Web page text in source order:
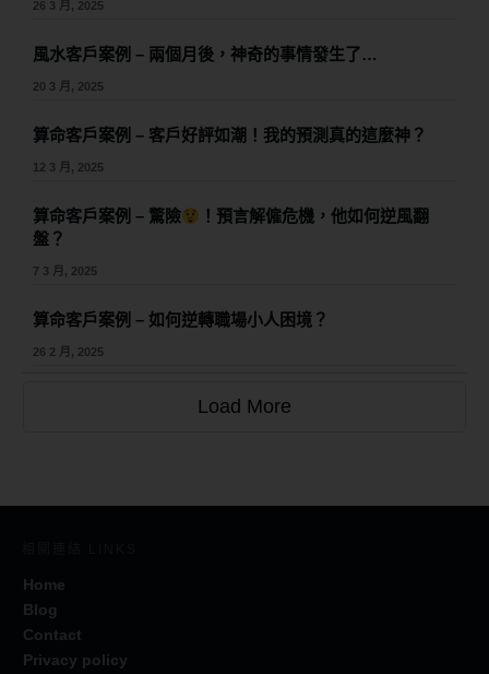
26 3 月, 2025
風水客戶案例 – 兩個月後，神奇的事情發生了…
20 3 月, 2025
算命客戶案例 – 客戶好評如潮！我的預測真的這麼神？
12 3 月, 2025
算命客戶案例 – 驚險
！預言解僱危機，他如何逆風翻
盤？
7 3 月, 2025
算命客戶案例 – 如何逆轉職場小人困境？
26 2 月, 2025
Load More
Home
Blog
Contact
Privacy policy